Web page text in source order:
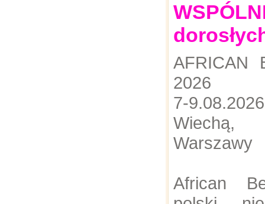
AFRICAN
2026
​7-
Warszawy
​African